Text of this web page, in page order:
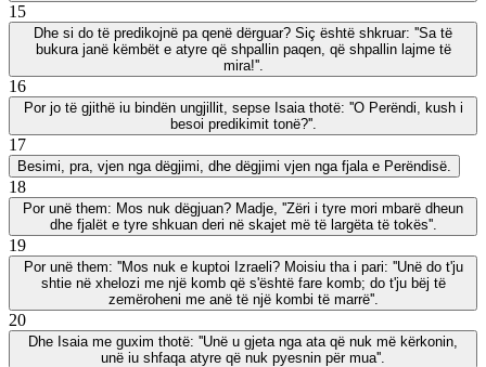
15
Dhe si do të predikojnë pa qenë dërguar? Siç është shkruar: ''Sa të
bukura janë këmbët e atyre që shpallin paqen, që shpallin lajme të
mira!''.
16
Por jo të gjithë iu bindën ungjillit, sepse Isaia thotë: ''O Perëndi, kush i
besoi predikimit tonë?''.
17
Besimi, pra, vjen nga dëgjimi, dhe dëgjimi vjen nga fjala e Perëndisë.
18
Por unë them: Mos nuk dëgjuan? Madje, ''Zëri i tyre mori mbarë dheun
dhe fjalët e tyre shkuan deri në skajet më të largëta të tokës''.
19
Por unë them: ''Mos nuk e kuptoi Izraeli? Moisiu tha i pari: ''Unë do t'ju
shtie në xhelozi me një komb që s'është fare komb; do t'ju bëj të
zemëroheni me anë të një kombi të marrë''.
20
Dhe Isaia me guxim thotë: ''Unë u gjeta nga ata që nuk më kërkonin,
unë iu shfaqa atyre që nuk pyesnin për mua''.